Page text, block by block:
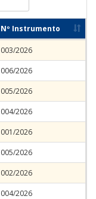
Nº Instrumento
003/2026
006/2026
005/2026
004/2026
001/2026
005/2026
002/2026
004/2026